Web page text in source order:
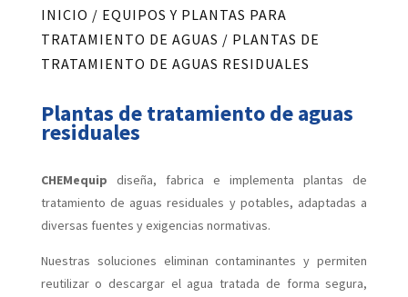
INICIO / EQUIPOS Y PLANTAS PARA
TRATAMIENTO DE AGUAS / PLANTAS DE
TRATAMIENTO DE AGUAS RESIDUALES
Plantas de tratamiento de aguas
residuales
CHEMequip diseña, fabrica e implementa plantas de
tratamiento de aguas residuales y potables, adaptadas a
diversas fuentes y exigencias normativas.
Nuestras soluciones eliminan contaminantes y permiten
reutilizar o descargar el agua tratada de forma segura,